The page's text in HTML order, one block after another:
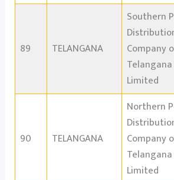
89 TELANGANA
Southern
Company
Telangana
Limited
90 TELANGANA
Northern
Company
Telangana
Limited